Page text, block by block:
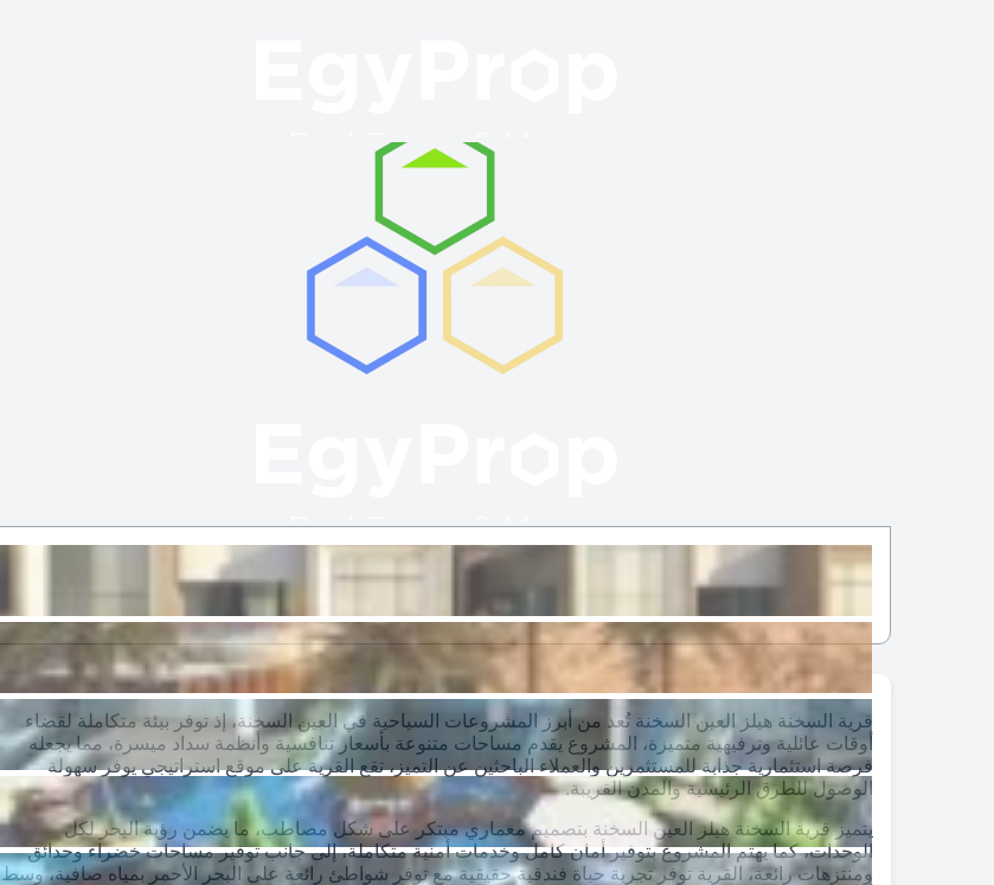
قرية السخنة هيلز العين السخنة تُعد من أبرز المشروعات السياحية في العين السخنة، إذ توفر بيئة متكاملة لقضاء
أوقات عائلية وترفيهية متميزة، المشروع يقدم مساحات متنوعة بأسعار تنافسية وأنظمة سداد ميسرة، مما يجعله
فرصة استثمارية جذابة للمستثمرين والعملاء الباحثين عن التميز، تقع القرية على موقع استراتيجي يوفر سهولة
الوصول للطرق الرئيسية والمدن القريبة.
يتميز قرية السخنة هيلز العين السخنة بتصميم معماري مبتكر على شكل مصاطب، ما يضمن رؤية البحر لكل
الوحدات، كما يهتم المشروع بتوفير أمان كامل وخدمات أمنية متكاملة، إلى جانب توفير مساحات خضراء وحدائق
ومنتزهات رائعة، القرية توفر تجربة حياة فندقية حقيقية مع توفر شواطئ رائعة على البحر الأحمر بمياه صافية، وسط